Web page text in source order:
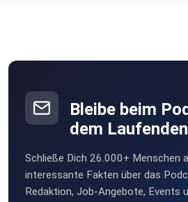
Bleibe beim
dem Laufenden
Schließe Dich 26.000+ Menschen
interessante Fakten über das
Redaktion, Job-Angebote, Events